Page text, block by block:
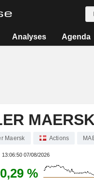
Analyses Agenda
MAERSK
Maersk Actions
13:06:50 07/08/2026
%